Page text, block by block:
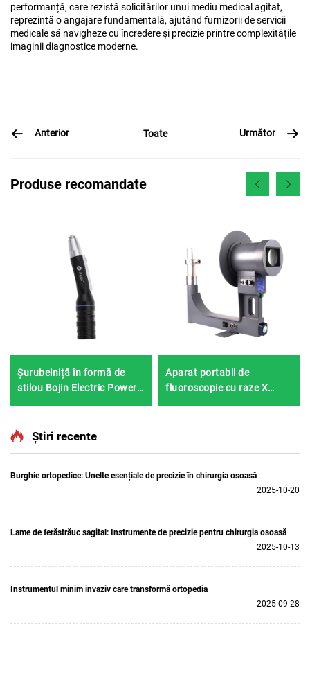
performanță, care rezistă solicitărilor unui mediu medical agitat,
reprezintă o angajare fundamentală, ajutând furnizorii de servicii
medicale să navigheze cu încredere și precizie printre complexitățile
imaginii diagnostice moderne.
Anterior Toate Următor
Produse recomandate
Șurubelniță în formă de
stilou Bojin Electric Power
piciorului, neurochirurgie
Aparat portabil de
fluoroscopie cu raze X
Știri recente
Burghie ortopedice: Unelte esențiale de precizie în chirurgia osoasă
2025-10-20
Lame de ferăstrăuc sagital: Instrumente de precizie pentru chirurgia osoasă
2025-10-13
Instrumentul minim invaziv care transformă ortopedia
2025-09-28